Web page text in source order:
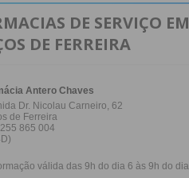
DE SERVIÇO EM
DE FERREIRA